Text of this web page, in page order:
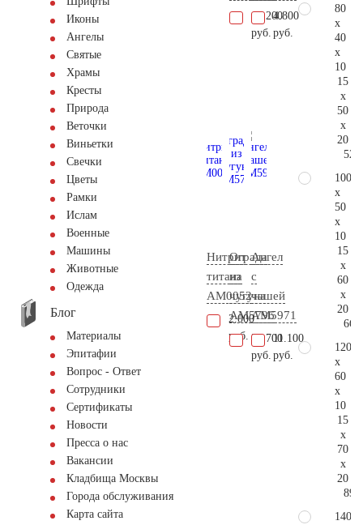
Иконы
Ангелы
Святые
Храмы
Кресты
Природа
Веточки
Виньетки
Свечки
Цветы
Рамки
Ислам
Военные
Машины
Животные
Одежда
Блог
Материалы
Эпитафии
Вопрос - Ответ
Сотрудники
Сертификаты
Новости
Пресса о нас
Вакансии
Кладбища Москвы
Города обслуживания
Карта сайта
48.200
руб.
4.800
руб.
Нитрит
титана
AM0052
2.000
руб.
Ограда
из
чугуна
AM5796
39.700
руб.
Ангел
с
чашей
AM5971
11.100
руб.
80
x
40
x
10
15
x
50
x
20
100
x
50
x
10
15
x
60
x
20
120
x
60
x
10
15
x
70
x
20
140